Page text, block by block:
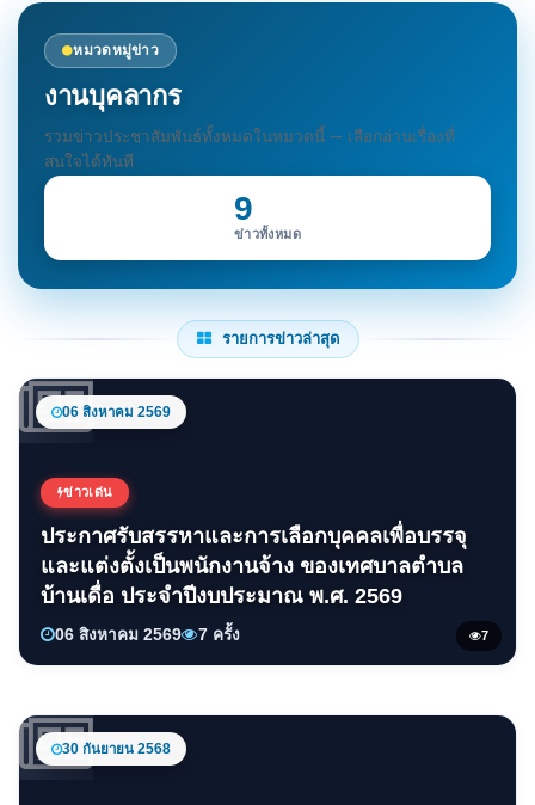
หมวดหมู่ข่าว
งานบุคลากร
รวมข่าวประชาสัมพันธ์ทั้งหมดในหมวดนี้ — เลือกอ่านเรื่องที่
สนใจได้ทันที
9
ข่าวทั้งหมด
รายการข่าวล่าสุด
06 สิงหาคม 2569
7
ข่าวเด่น
ประกาศรับสรรหาและการเลือกบุคคลเพื่อบรรจุ
และแต่งตั้งเป็นพนักงานจ้าง ของเทศบาลตำบล
บ้านเดื่อ ประจำปีงบประมาณ พ.ศ. 2569
06 สิงหาคม 2569 7 ครั้ง
30 กันยายน 2568